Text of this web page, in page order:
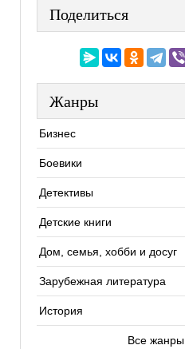
Поделиться
Жанры
Бизнес
Боевики
Детективы
Детские книги
Дом, семья, хобби и досуг
Зарубежная литература
История
Все жанры